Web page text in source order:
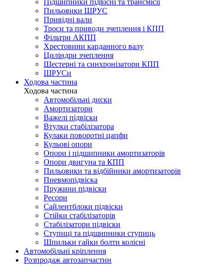
Підшипники підвісні та трансмісії
Пильовики ШРУС
Привідні вали
Троси та приводи зчеплення і КПП
Фільтри АКПП
Хрестовини карданного валу
Циліндри зчеплення
Шестерні та синхронізатори КПП
ШРУСи
Ходова частина
Ходова частина
Автомобільні диски
Амортизатори
Важелі підвіски
Втулки стабілізатора
Кулаки поворотні цапфи
Кульові опори
Опори і підшипники амортизаторів
Опори двигуна та КПП
Пильовики та відбійники амортизаторів
Пневмопідвіска
Пружини підвіски
Ресори
Сайлентблоки підвіски
Стійки стабілізаторів
Стабілізатори підвіски
Ступиці та підшипники ступиць
Шпильки гайки болти колісні
Автомобільні кріплення
Розпродаж автозапчастин